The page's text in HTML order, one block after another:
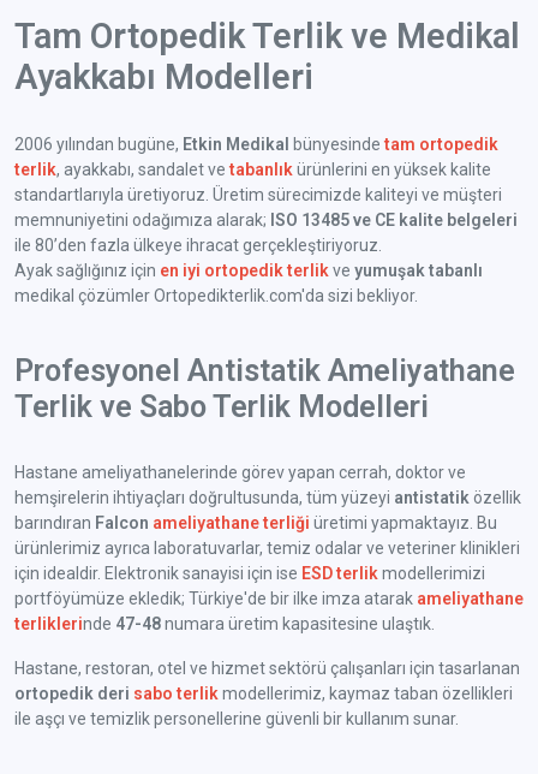
Tam Ortopedik Terlik ve Medikal
Ayakkabı Modelleri
2006 yılından bugüne, Etkin Medikal bünyesindetam ortopedik
terlik, ayakkabı, sandalet vetabanlık ürünlerini en yüksek kalite
standartlarıyla üretiyoruz. Üretim sürecimizde kaliteyi ve müşteri
memnuniyetini odağımıza alarak; ISO 13485 ve CE kalite belgeleri
ile 80’den fazla ülkeye ihracat gerçekleştiriyoruz.
Ayak sağlığınız için en iyi ortopedik terlik ve yumuşak tabanlı
medikal çözümler Ortopedikterlik.com'da sizi bekliyor.
Profesyonel Antistatik Ameliyathane
Terlik ve Sabo Terlik Modelleri
Hastane ameliyathanelerinde görev yapan cerrah, doktor ve
hemşirelerin ihtiyaçları doğrultusunda, tüm yüzeyi antistatik özellik
barındıran Falcon ameliyathane terliği üretimi yapmaktayız. Bu
ürünlerimiz ayrıca laboratuvarlar, temiz odalar ve veteriner klinikleri
için idealdir. Elektronik sanayisi için ise ESD terlik modellerimizi
portföyümüze ekledik; Türkiye'de bir ilke imza atarak ameliyathane
terliklerinde 47-48numara üretim kapasitesine ulaştık.
Hastane, restoran, otel ve hizmet sektörü çalışanları için tasarlanan
ortopedik deri sabo terlik modellerimiz, kaymaz taban özellikleri
ile aşçı ve temizlik personellerine güvenli bir kullanım sunar.